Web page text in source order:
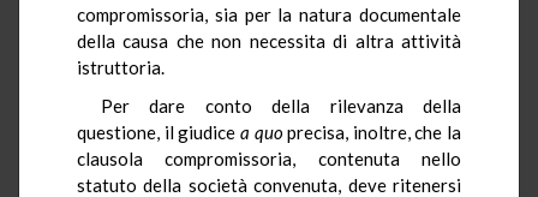
compromissoria, sia per la natura documentale
della causa che non necessita di altra attività
istruttoria.
Per dare conto della rilevanza della
questione, il giudice a quoprecisa, inoltre, che la
clausola compromissoria, contenuta nello
statuto della società convenuta, deve ritenersi